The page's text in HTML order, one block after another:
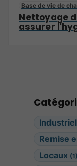
Industriel
Remise
Locaux (1)
Base de vie de
Nettoyage
assurer